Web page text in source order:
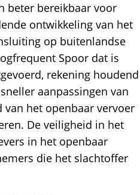
beter bereikbaar voor
ontwikkeling van het
op buitenlandse
Spoor dat is
rekening houdend
aanpassingen van
het openbaar vervoer
De veiligheid in het
in het openbaar
die het slachtoffer